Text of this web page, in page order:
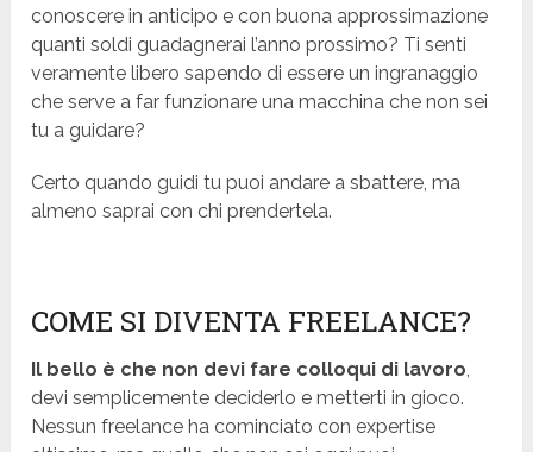
conoscere in anticipo e con buona approssimazione
quanti soldi guadagnerai l’anno prossimo? Ti senti
veramente libero sapendo di essere un ingranaggio
che serve a far funzionare una macchina che non sei
tu a guidare?
Certo quando guidi tu puoi andare a sbattere, ma
almeno saprai con chi prendertela.
COME SI DIVENTA FREELANCE?
Il bello è che non devi fare colloqui di lavoro
devi semplicemente deciderlo e metterti in gioco.
Nessun freelance ha cominciato con expertise